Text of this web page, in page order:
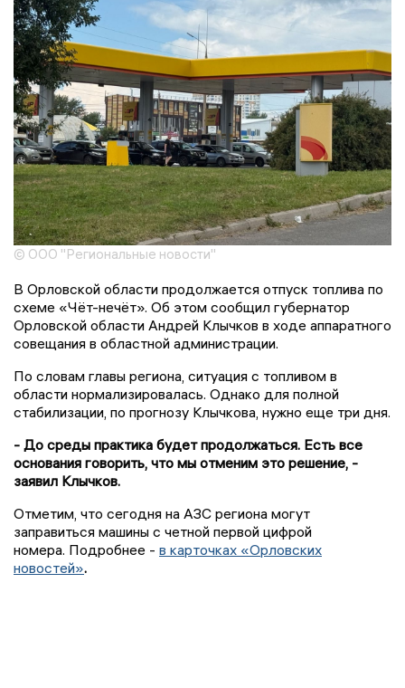
© ООО "Региональные новости"
В Орловской области продолжается отпуск топлива по
схеме «Чёт-нечёт». Об этом сообщил губернатор
Орловской области Андрей Клычков в ходе аппаратного
совещания в областной администрации.
По словам главы региона, ситуация с топливом в
области нормализировалась. Однако для полной
стабилизации, по прогнозу Клычкова, нужно еще три дня.
- До среды практика будет продолжаться. Есть все
основания говорить, что мы отменим это решение, -
заявил Клычков.
Отметим, что сегодня на АЗС региона могут
заправиться машины с четной первой цифрой
номера. Подробнее - в карточках «Орловских
новостей».